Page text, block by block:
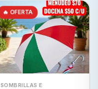
🔥 OFERTA
SOMBRILLAS E